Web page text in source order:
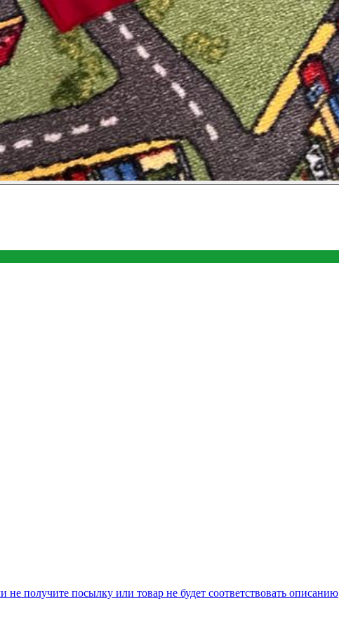
получите посылку или товар не будет соответствовать описанию